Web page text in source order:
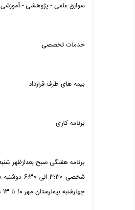
سوابق علمی - پژوهشی - آموزشی
خدمات تخصصی
بیمه های طرف قرارداد
برنامه کاری
چهارشنبه بیمارستان مهر 10 تا 13 مطب شخصی 3:30 الی 6:30 پنجشنبه بیمارستان مهر 10 تا 13 جمعه